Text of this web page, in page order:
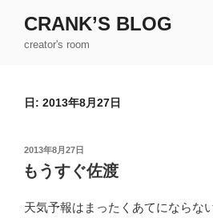
CRANK’S BLOG
creator's room
日: 2013年8月27日
投
稿
日:
2013年8月27日
もうすぐ佐渡
天気予報はまったくあてにならな